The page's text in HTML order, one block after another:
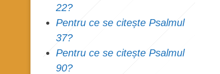
22?
Pentru ce se citește Psalmul
37?
Pentru ce se citește Psalmul
90?